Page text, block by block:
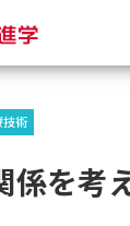
料請求
類から請求
技術
係を考